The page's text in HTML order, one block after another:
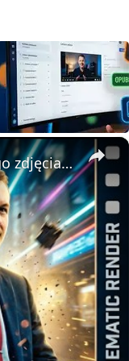
×
AI Video Generator: stwórz profesjonalne kinowe wideo z jednego zdjęcia i jednego promptu